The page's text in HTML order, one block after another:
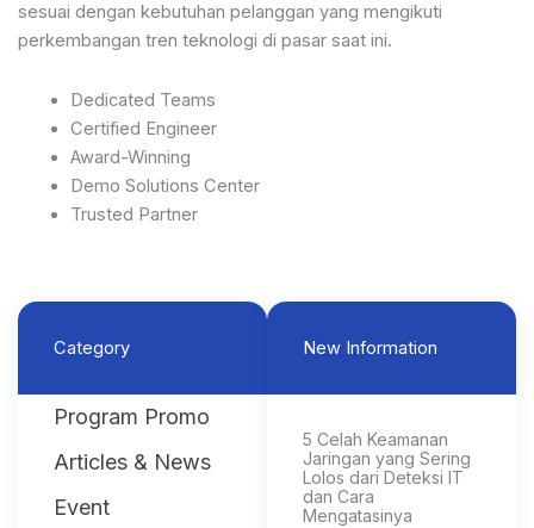
sesuai dengan kebutuhan pelanggan yang mengikuti
perkembangan tren teknologi di pasar saat ini.
Dedicated Teams
Certified Engineer
Award-Winning
Demo Solutions Center
Trusted Partner
Category
Program Promo
Articles & News
Event
New Information
5 Celah Keamanan
Jaringan yang Sering
Lolos dari Deteksi IT
dan Cara
Mengatasinya